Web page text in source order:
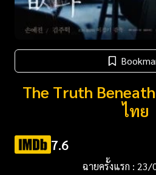
The Truth
ไทย
7.6
ฉายครั้งแรก :